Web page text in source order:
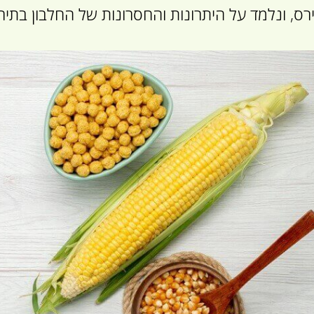
ונלמד על היתרונות והחסרונות של החלבון